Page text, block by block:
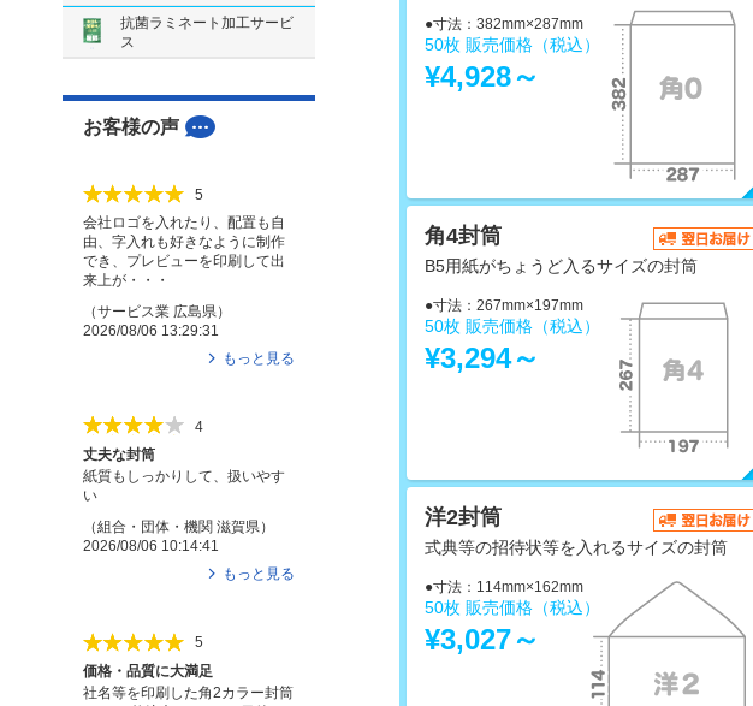
●寸法：382mm×287mm
50枚 販売価格（税込）
¥4,928～
角4封筒
B5用紙がちょうど入るサイズの封筒
●寸法：267mm×197mm
50枚 販売価格（税込）
¥3,294～
洋2封筒
式典等の招待状等を入れるサイズの封筒
●寸法：114mm×162mm
50枚 販売価格（税込）
¥3,027～
抗菌ラミネート加工サービ
ス
お客様の声
5
会社ロゴを入れたり、配置も自
由、字入れも好きなように制作
でき、プレビューを印刷して出
来上が・・・
（サービス業 広島県 ）
2026/08/06 13:29:31
もっと見る
4
丈夫な封筒
紙質もしっかりして、扱いやす
い
（組合・団体・機関 滋賀県）
2026/08/06 10:14:41
もっと見る
5
価格・品質に大満足
社名等を印刷した角2カラー封筒